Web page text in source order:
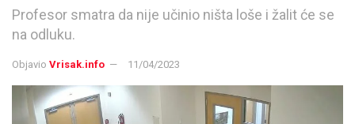
Profesor smatra da nije učinio ništa loše i žalit će se
na odluku.
Objavio Vrisak.info 11/04/2023